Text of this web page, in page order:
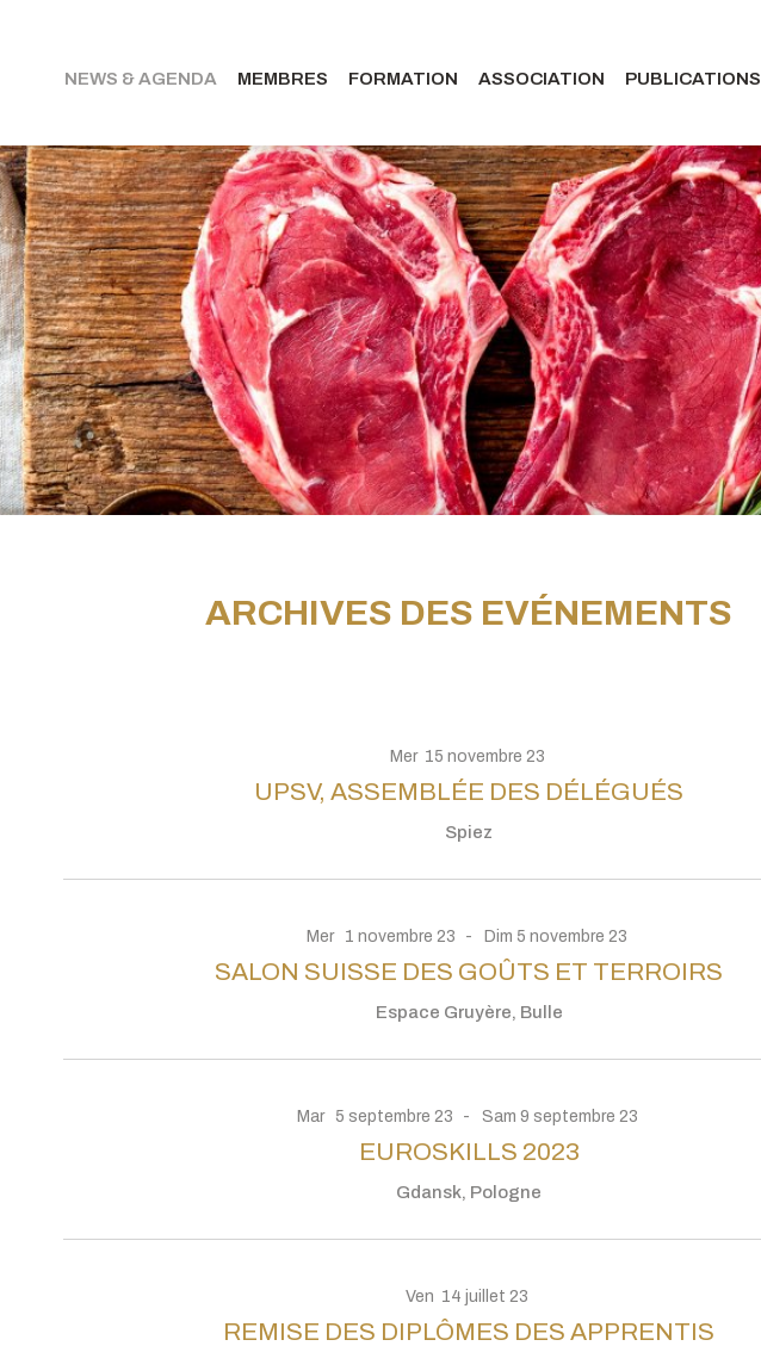
bouchers-
fribourgeois.ch
NEWS & AGENDA MEMBRES FORMATION ASSOCIATION PUBLICATIONS
ARCHIVES DES EVÉNEMENTS
Mer 15 novembre 23
UPSV, ASSEMBLÉE DES DÉLÉGUÉS
Spiez
Mer 1 novembre 23 Dim 5 novembre 23
SALON SUISSE DES GOÛTS ET TERROIRS
Espace Gruyère, Bulle
Mar 5 septembre 23 Sam 9 septembre 23
EUROSKILLS 2023
Gdansk, Pologne
Ven 14 juillet 23
REMISE DES DIPLÔMES DES APPRENTIS